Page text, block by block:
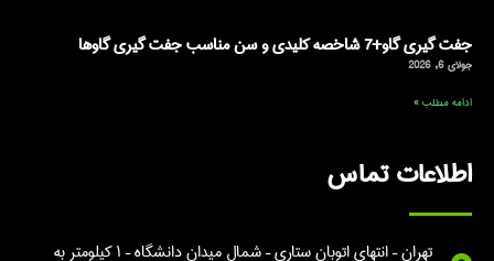
جفت گیری گاو+7 شاخصه کلیدی و سن مناسب جفت گیری گاوها
جولای 6, 2026
ادامه مطلب »
اطلاعات تماس
تهران – انتهای اتوبان ستاری – شمال میدان دانشگاه – ۱ کیلومتر به